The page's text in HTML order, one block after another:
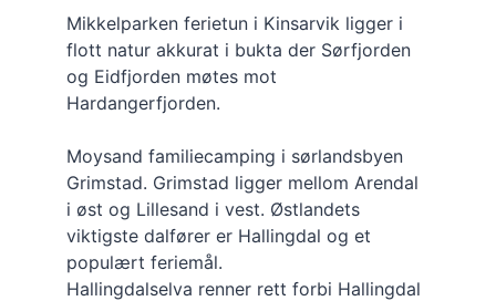
Mikkelparken ferietun i Kinsarvik ligger i
flott natur akkurat i bukta der Sørfjorden
og Eidfjorden møtes mot
Hardangerfjorden.
Moysand familiecamping i sørlandsbyen
Grimstad. Grimstad ligger mellom Arendal
i øst og Lillesand i vest. Østlandets
viktigste dalfører er Hallingdal og et
populært feriemål.
Hallingdalselva renner rett forbi Hallingdal